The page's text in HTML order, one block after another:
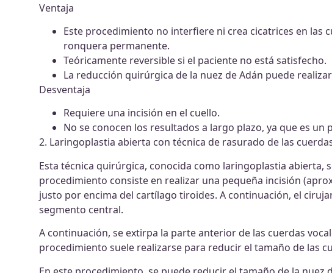
Ventaja
Este procedimiento no interfiere ni crea cicatrices en las
ronquera permanente.
Teóricamente reversible si el paciente no está satisfecho.
La reducción quirúrgica de la nuez de Adán puede
Desventaja
Requiere una incisión en el cuello.
No se conocen los resultados a largo plazo, ya que es
2. Laringoplastia abierta con técnica de rasurado de las
Esta técnica quirúrgica, conocida como laringoplastia abierta,
procedimiento consiste en realizar una pequeña incisión
justo por encima del cartílago tiroides. A continuación, el
segmento central.
A continuación, se extirpa la parte anterior de las cuerdas
procedimiento suele realizarse para reducir el tamaño de las